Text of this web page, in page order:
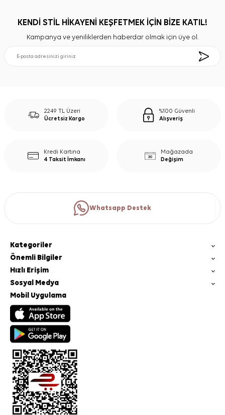
KENDİ STİL HİKAYENİ KEŞFETMEK İÇİN BİZE KATIL!
Kampanya ve yeniliklerden haberdar olmak için üye ol.
2249 TL Üzeri
Ücretsiz Kargo
%100 Güvenli
Alışveriş
Kredi Kartına
4 Taksit İmkanı
Mağazada
Değişim
Whatsapp Destek
Kategoriler
Önemli Bilgiler
Hızlı Erişim
Sosyal Medya
Mobil Uygulama